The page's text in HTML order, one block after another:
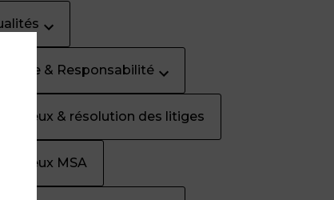
& Responsabilité
& résolution des litiges
MSA